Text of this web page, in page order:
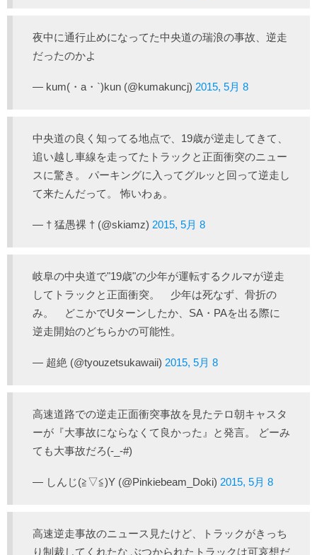
夜中に通行止めになってた中央道の瑞浪の事故、逆走
だったのかよ
— kum(・a・`)kun (@kumakuncj) 2015, 5月 8
中央道の良く知ってる地点で、19歳が逆走してきて、
追い越し車線を走ってたトラックと正面衝突のニュー
スに驚き。 パーキングに入ってグルッと回って逆走し
て来たんだって。 怖いわぁ。
— † 猛愚裸 † (@skiamz) 2015, 5月 8
岐阜の中央道で"19歳"の少年が運転するクルマが逆走
してトラックと正面衝突。 少年は死なず、骨折の
み。 どこかでUターンしたか、SA・PAを出る際に
逆走開始のどちらかの可能性。
— 超絶 (@tyouzetsukawaii) 2015, 5月 8
高速道路での逆走正面衝突事故を見たテロ朝キャスタ
ーが『大事故にならなくて良かった』と発言。 どーみ
ても大事故だろ(-_-#)
— しんじ(≧▽≦)Y (@Pinkiebeam_Doki) 2015, 5月 8
高速逆走事故のニュース見たけど、トラックがきっち
り制裁してくれたな ぶつかられたトラックは可哀想だ